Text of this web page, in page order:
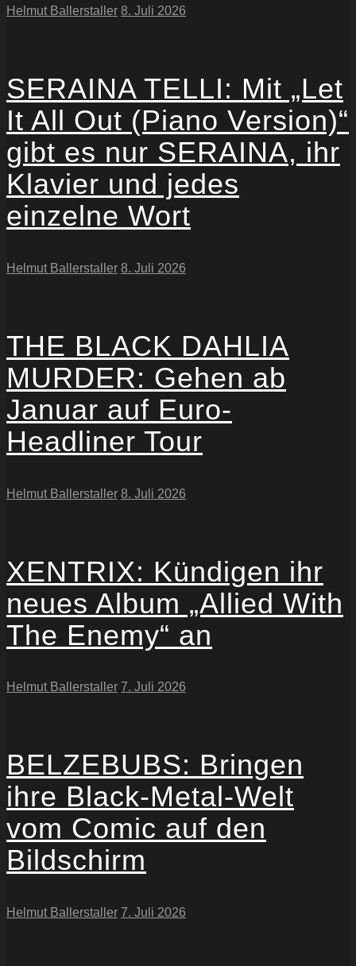
Helmut Ballerstaller 8. Juli 2026
SERAINA TELLI: Mit „Let
It All Out (Piano Version)“
gibt es nur SERAINA, ihr
Klavier und jedes
einzelne Wort
Helmut Ballerstaller 8. Juli 2026
THE BLACK DAHLIA
MURDER: Gehen ab
Januar auf Euro-
Headliner Tour
Helmut Ballerstaller 8. Juli 2026
XENTRIX: Kündigen ihr
neues Album „Allied With
The Enemy“ an
Helmut Ballerstaller 7. Juli 2026
BELZEBUBS: Bringen
ihre Black-Metal-Welt
vom Comic auf den
Bildschirm
Helmut Ballerstaller 7. Juli 2026